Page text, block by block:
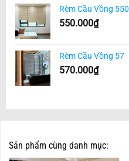
Rèm Cầu Vồng 550
550.000₫
Rèm Cầu Vồng 57
570.000₫
Sản phẩm cùng danh mục: